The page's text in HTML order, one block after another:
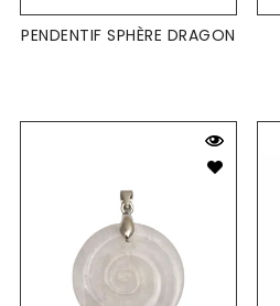
PENDENTIF SPHÈRE DRAGON